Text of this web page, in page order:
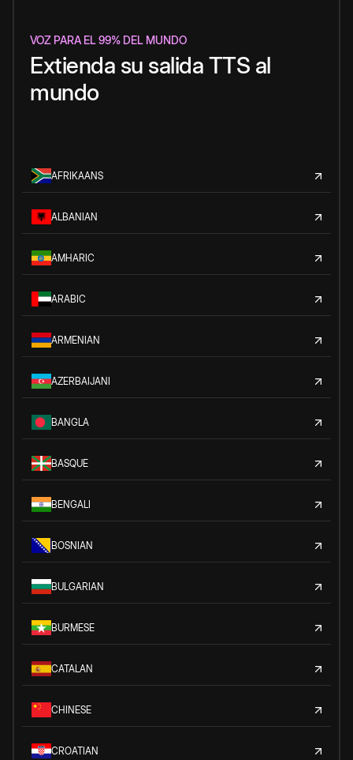
VOZ PARA EL 99% DEL MUNDO
Extienda su salida TTS al
mundo
AFRIKAANS
ALBANIAN
AMHARIC
ARABIC
ARMENIAN
AZERBAIJANI
BANGLA
BASQUE
BENGALI
BOSNIAN
BULGARIAN
BURMESE
CATALAN
CHINESE
CROATIAN